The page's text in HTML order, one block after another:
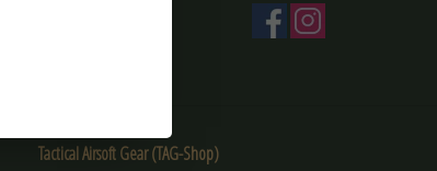
Tactical Airsoft Gear (TAG-Shop)